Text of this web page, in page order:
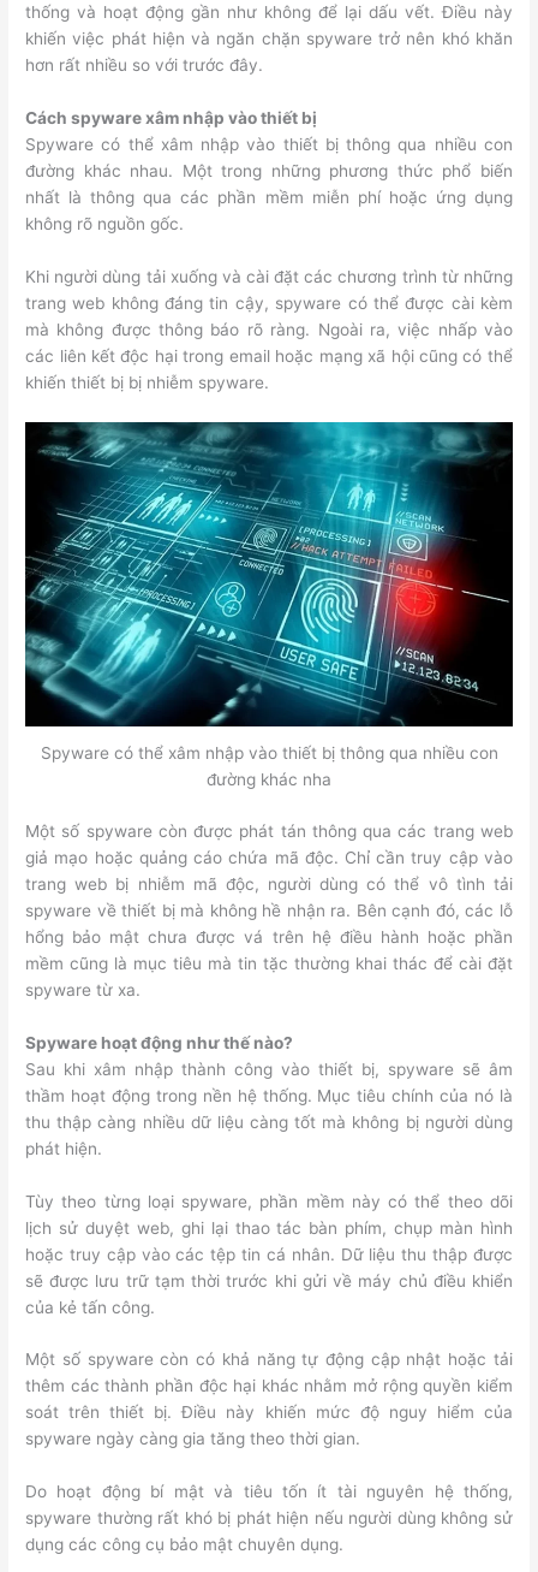
thống và hoạt động gần như không để lại dấu vết. Điều này
khiến việc phát hiện và ngăn chặn spyware trở nên khó khăn
hơn rất nhiều so với trước đây.
Cách spyware xâm nhập vào thiết bị
Spyware có thể xâm nhập vào thiết bị thông qua nhiều con
đường khác nhau. Một trong những phương thức phổ biến
nhất là thông qua các phần mềm miễn phí hoặc ứng dụng
không rõ nguồn gốc.
Khi người dùng tải xuống và cài đặt các chương trình từ những
trang web không đáng tin cậy, spyware có thể được cài kèm
mà không được thông báo rõ ràng. Ngoài ra, việc nhấp vào
các liên kết độc hại trong email hoặc mạng xã hội cũng có thể
khiến thiết bị bị nhiễm spyware.
Spyware có thể xâm nhập vào thiết bị thông qua nhiều con
đường khác nha
Một số spyware còn được phát tán thông qua các trang web
giả mạo hoặc quảng cáo chứa mã độc. Chỉ cần truy cập vào
trang web bị nhiễm mã độc, người dùng có thể vô tình tải
spyware về thiết bị mà không hề nhận ra. Bên cạnh đó, các lỗ
hổng bảo mật chưa được vá trên hệ điều hành hoặc phần
mềm cũng là mục tiêu mà tin tặc thường khai thác để cài đặt
spyware từ xa.
Spyware hoạt động như thế nào?
Sau khi xâm nhập thành công vào thiết bị, spyware sẽ âm
thầm hoạt động trong nền hệ thống. Mục tiêu chính của nó là
thu thập càng nhiều dữ liệu càng tốt mà không bị người dùng
phát hiện.
Tùy theo từng loại spyware, phần mềm này có thể theo dõi
lịch sử duyệt web, ghi lại thao tác bàn phím, chụp màn hình
hoặc truy cập vào các tệp tin cá nhân. Dữ liệu thu thập được
sẽ được lưu trữ tạm thời trước khi gửi về máy chủ điều khiển
của kẻ tấn công.
Một số spyware còn có khả năng tự động cập nhật hoặc tải
thêm các thành phần độc hại khác nhằm mở rộng quyền kiểm
soát trên thiết bị. Điều này khiến mức độ nguy hiểm của
spyware ngày càng gia tăng theo thời gian.
Do hoạt động bí mật và tiêu tốn ít tài nguyên hệ thống,
spyware thường rất khó bị phát hiện nếu người dùng không sử
dụng các công cụ bảo mật chuyên dụng.